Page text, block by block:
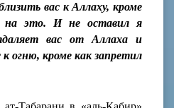
вас к Аллаху, кроме
на это. И не оставил я
вас от Аллаха и
огню, кроме как запретил